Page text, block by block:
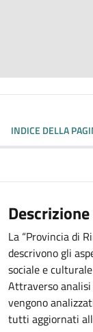
INDICE DELLA
Descrizione
La “Provincia di
descrivono gli
sociale e
Attraverso
vengono
tutti aggiornati